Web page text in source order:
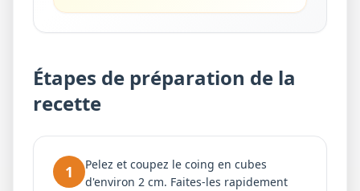
Étapes de préparation de la
recette
1
Pelez et coupez le coing en cubes
d'environ 2 cm. Faites-les rapidement